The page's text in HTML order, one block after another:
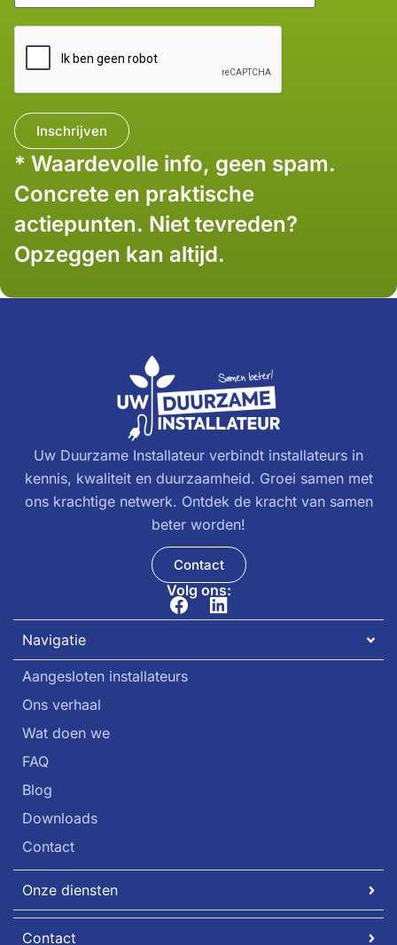
* Waardevolle info, geen spam.
Concrete en praktische
actiepunten. Niet tevreden?
Opzeggen kan altijd.
Uw Duurzame Installateur verbindt installateurs in
kennis, kwaliteit en duurzaamheid. Groei samen met
ons krachtige netwerk. Ontdek de kracht van samen
beter worden!
Contact
Volg ons:
Navigatie
Aangesloten installateurs
Ons verhaal
Wat doen we
FAQ
Blog
Downloads
Contact
Onze diensten
Contact